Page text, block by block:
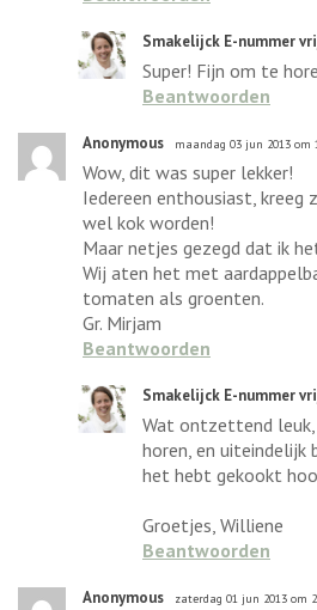
Smakelijck E-nummer
Super! Fijn om te
Beantwoorden
Anonymous maandag 03 jun 2013 om
Wow, dit was super lekker!
Iedereen enthousiast, kreeg
wel kok worden!
Maar netjes gezegd dat ik
Wij aten het met
tomaten als groenten.
Gr. Mirjam
Beantwoorden
Smakelijck E-nummer
Wat ontzettend
horen, en uiteindelijk
het hebt gekookt
Groetjes, Williene
Beantwoorden
Anonymous zaterdag 01 jun 2013 om